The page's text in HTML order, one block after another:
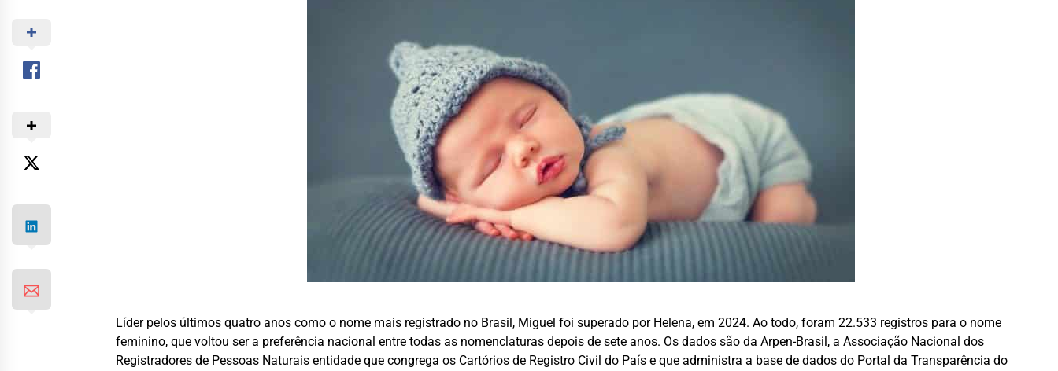
Líder pelos últimos quatro anos como o nome mais registrado no Brasil, Miguel foi superado por Helena, em 2024. Ao todo, foram 22.533 registros para o nome
feminino, que voltou ser a preferência nacional entre todas as nomenclaturas depois de sete anos. Os dados são da Arpen-Brasil, a Associação Nacional dos
Registradores de Pessoas Naturais entidade que congrega os Cartórios de Registro Civil do País e que administra a base de dados do Portal da Transparência do